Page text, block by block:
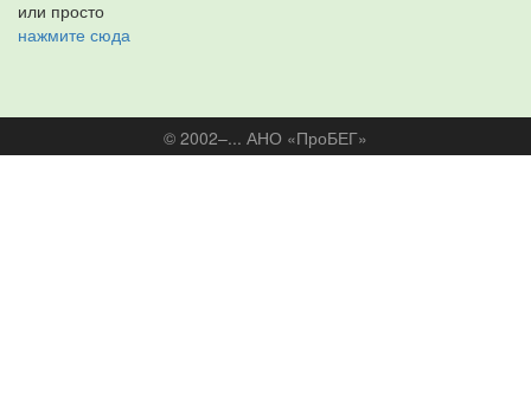
или просто
нажмите сюда
© 2002–... АНО «ПроБЕГ»